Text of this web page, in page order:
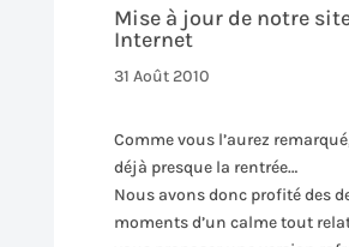
Mise à jour de notre
Internet
31 Août 2010
Comme vous l’aurez
déjà presque la rentrée…
Nous avons donc profité des
moments d’un calme tout